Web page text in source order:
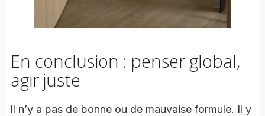
En conclusion : penser global,
agir juste
ll n’y a pas de bonne ou de mauvaise formule. Il y